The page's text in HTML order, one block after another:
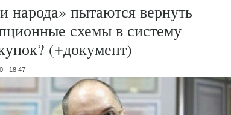
народа» пытаются вернуть
схемы в систему
(+документ)
- 18:47